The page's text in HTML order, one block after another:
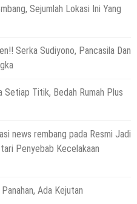
Sejumlah Lokasi Ini Yang
Serka Sudiyono, Pancasila Dan
Setiap Titik, Bedah Rumah Plus
news rembang pada Resmi Jadi
Penyebab Kecelakaan
Ada Kejutan